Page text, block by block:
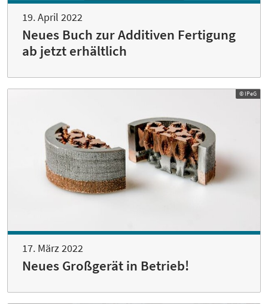
19. April 2022
Neues Buch zur Additiven Fertigung
ab jetzt erhältlich
© IPeG
17. März 2022
Neues Großgerät in Betrieb!